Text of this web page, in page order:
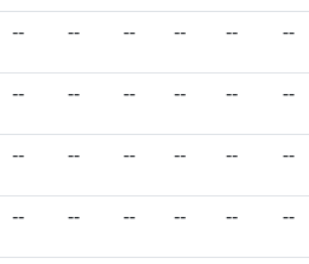
-- -- -- -- -- --
-- -- -- -- -- --
-- -- -- -- -- --
-- -- -- -- -- --